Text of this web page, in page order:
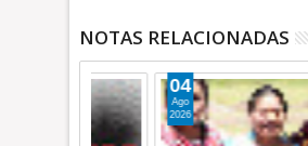
NOTAS RELACIONADAS
04
Ago
2026